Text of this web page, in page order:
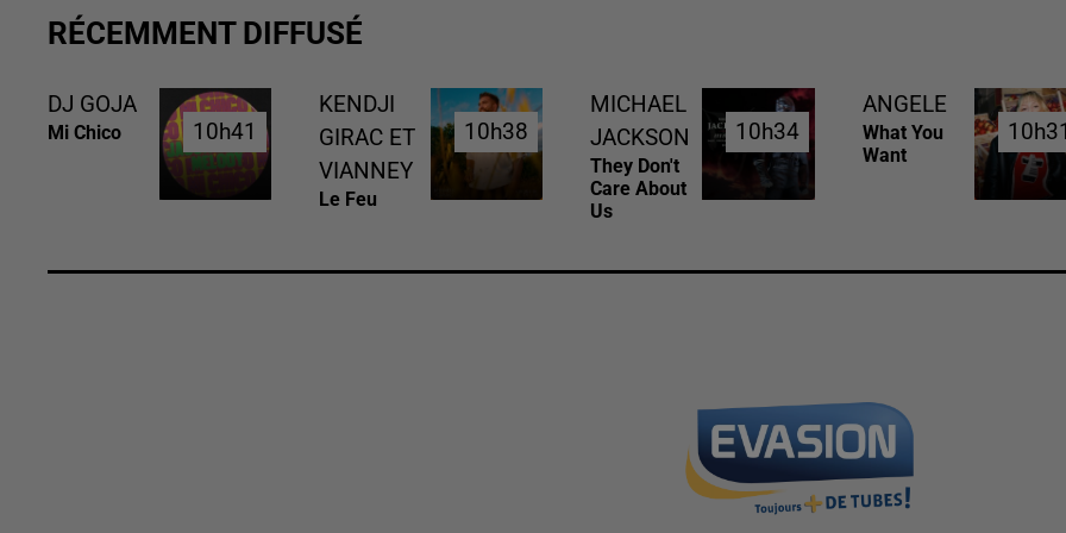
RÉCEMMENT DIFFUSÉ
DJ GOJA
Mi Chico 10h41
10h41
KENDJI
GIRAC ET
VIANNEY
Le Feu
10h38
10h38
MICHAEL
JACKSON
They Don't
Care About
Us
10h34
10h34
ANGELE
What You
Want